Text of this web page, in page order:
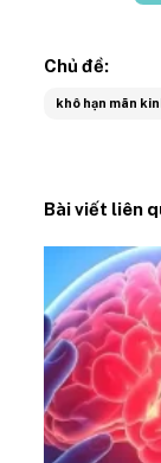
Chủ đề:
khô hạn mãn
Bài viết liên